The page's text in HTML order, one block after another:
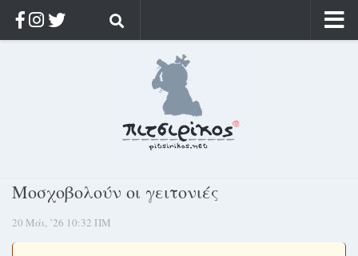
Στοχασμοί & αποφθέγματα
Διαφήμιση
Μοσχοβολούν οι γειτονιές
20 Μάι, ’26 10:32 ΠΜ